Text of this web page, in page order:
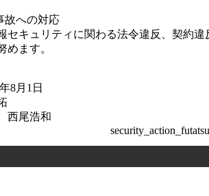
故への対応
セキュリティに関わる法令違反、契約
めます。
年8月 1 日
西尾浩和